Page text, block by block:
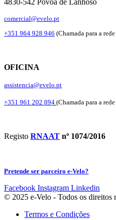
4830-542 Póvoa de Lanhoso
comercial@evelo.pt
+351 964 928 946 (Chamada para a
OFICINA
assistencia@evelo.pt
+351 961 202 894 (Chamada para a
Registo RNAAT nº 1074/2016
Pretende ser parceiro e-Velo?
Facebook Instagram Linkedin
© 2025 e-Velo - Todos os direitos
Termos e Condições